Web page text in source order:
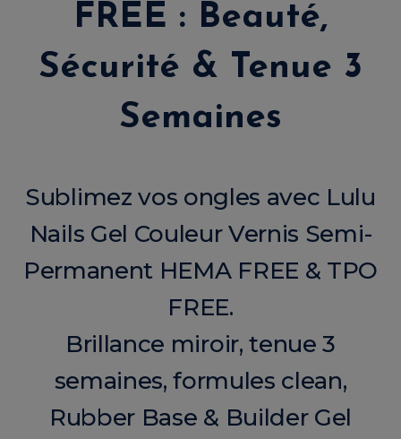
FREE : Beauté,
Sécurité & Tenue 3
Semaines
Sublimez vos ongles avec Lulu
Nails Gel Couleur Vernis Semi-
Permanent HEMA FREE & TPO
FREE.
Brillance miroir, tenue 3
semaines, formules clean,
Rubber Base & Builder Gel